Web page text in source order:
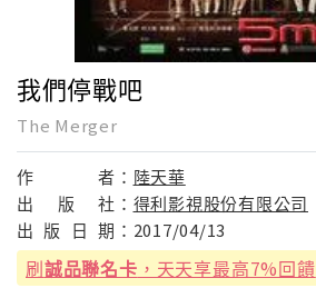
我們停戰吧
The Merger
作 者： 陸天華
出
版 社： 得利影視股份有限公司
出 版 日 期： 2017/04/13
刷誠品聯名卡 ，天天享最高7%回饋